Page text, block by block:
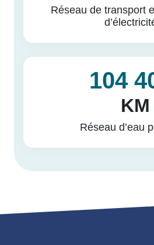
Réseau de transport
104
KM
Réseau d’eau